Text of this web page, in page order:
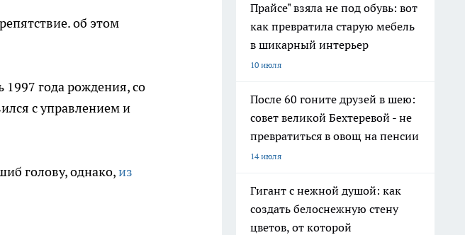
об этом
1997 года рождения, со
с управлением и
голову, однако,из
Прайсе" взяла не под обувь: вот
как превратила старую мебель
в шикарный интерьер
10 июля
После 60 гоните друзей в шею:
совет великой Бехтеревой - не
превратиться в овощ на пенсии
14 июля
Гигант с нежной душой: как
создать белоснежную стену
цветов, от которой